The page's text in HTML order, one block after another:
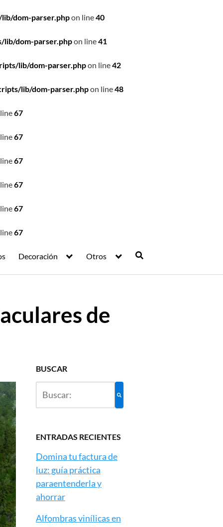
dom-parser.phpon line40
dom-parser.phpon line41
lib/dom-parser.phpon line42
lib/dom-parser.phpon line48
67
67
67
67
67
67
Decoración Otros
de
BUSCAR
ENTRADAS RECIENTES
Domina tu factura de
luz: guía práctica
paraentenderla y
ahorrar
Alfombras vinílicas en